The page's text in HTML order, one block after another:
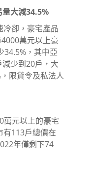
大減34.5%
卻，豪宅產品
萬元以上豪
34.5%，其中亞
少到20戶，大
限貸令及私法人
萬元以上的豪宅
有113戶總價在
年僅剩下74